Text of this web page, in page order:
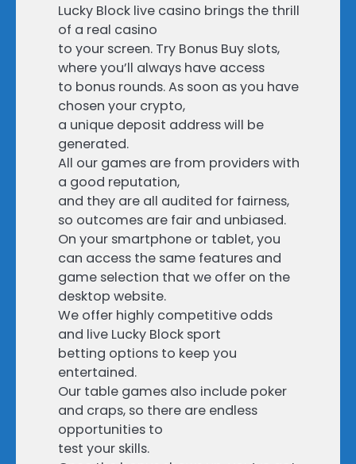
Lucky Block live casino brings the thrill
of a real casino
to your screen. Try Bonus Buy slots,
where you’ll always have access
to bonus rounds. As soon as you have
chosen your crypto,
a unique deposit address will be
generated.
All our games are from providers with
a good reputation,
and they are all audited for fairness,
so outcomes are fair and unbiased.
On your smartphone or tablet, you
can access the same features and
game selection that we offer on the
desktop website.
We offer highly competitive odds
and live Lucky Block sport
betting options to keep you
entertained.
Our table games also include poker
and craps, so there are endless
opportunities to
test your skills.